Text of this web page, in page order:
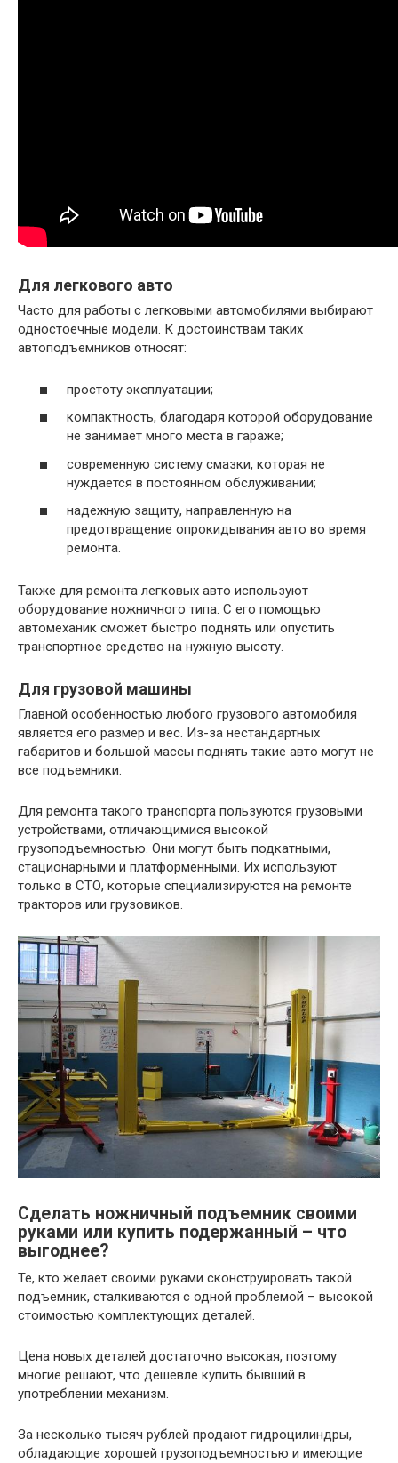
Для легкового авто
Часто для работы с легковыми автомобилями выбирают
одностоечные модели. К достоинствам таких
автоподъемников относят:
простоту эксплуатации;
компактность, благодаря которой оборудование
не занимает много места в гараже;
современную систему смазки, которая не
нуждается в постоянном обслуживании;
надежную защиту, направленную на
предотвращение опрокидывания авто во время
ремонта.
Также для ремонта легковых авто используют
оборудование ножничного типа. С его помощью
автомеханик сможет быстро поднять или опустить
транспортное средство на нужную высоту.
Для грузовой машины
Главной особенностью любого грузового автомобиля
является его размер и вес. Из-за нестандартных
габаритов и большой массы поднять такие авто могут не
все подъемники.
Для ремонта такого транспорта пользуются грузовыми
устройствами, отличающимися высокой
грузоподъемностью. Они могут быть подкатными,
стационарными и платформенными. Их используют
только в СТО, которые специализируются на ремонте
тракторов или грузовиков.
Сделать ножничный подъемник своими
руками или купить подержанный – что
выгоднее?
Те, кто желает своими руками сконструировать такой
подъемник, сталкиваются с одной проблемой – высокой
стоимостью комплектующих деталей.
Цена новых деталей достаточно высокая, поэтому
многие решают, что дешевле купить бывший в
употреблении механизм.
За несколько тысяч рублей продают гидроцилиндры,
обладающие хорошей грузоподъемностью и имеющие